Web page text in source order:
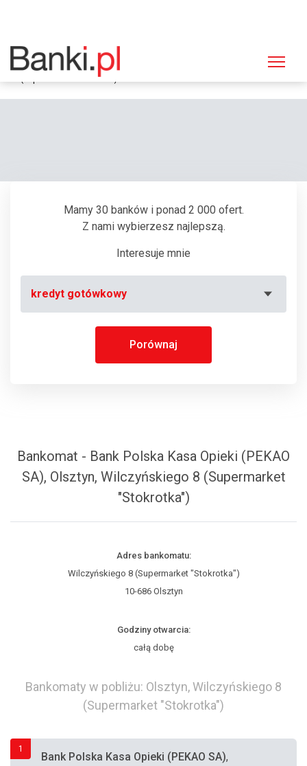
Strona główna
Bankomat Bank Polska Kasa Opieki (PEKAO SA), Olsztyn, Wilczyńskiego
8 (Supermarket "Stokrotka")
Mamy 30 banków i ponad 2 000 ofert.
Z nami wybierzesz najlepszą.
Interesuje mnie
kredyt gotówkowy
Porównaj
Bankomat - Bank Polska Kasa Opieki (PEKAO
SA), Olsztyn, Wilczyńskiego 8 (Supermarket
"Stokrotka")
Adres bankomatu:
Wilczyńskiego 8 (Supermarket "Stokrotka")
10-686 Olsztyn
Godziny otwarcia:
całą dobę
Bankomaty w pobliżu: Olsztyn, Wilczyńskiego 8
(Supermarket "Stokrotka")
1
Bank Polska Kasa Opieki (PEKAO SA),